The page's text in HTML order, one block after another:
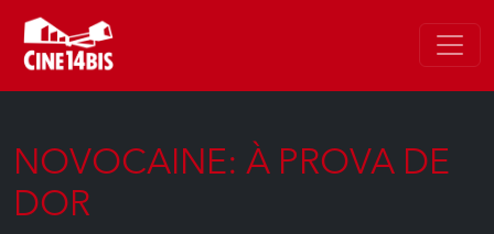
NOVOCAINE: À PROVA DE
DOR